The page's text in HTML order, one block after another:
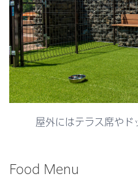
屋外にはテラス席やド
Food Menu